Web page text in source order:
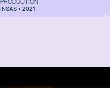
PRODUCTION
INSAS • 2021